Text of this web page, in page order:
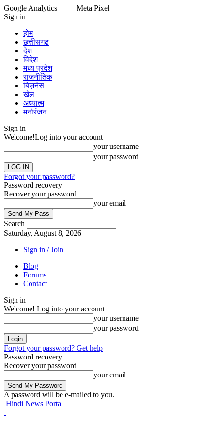
Google Analytics —— Meta Pixel
Sign in
होम
छत्तीसगढ
देश
विदेश
मध्य प्रदेश
राजनीतिक
बिज़नेस
खेल
अध्यात्म
मनोरंजन
Sign in
Welcome!Log into your account
your username
your password
Forgot your password?
Password recovery
Recover your password
your email
Search
Saturday, August 8, 2026
Sign in / Join
Blog
Forums
Contact
Sign in
Welcome! Log into your account
your username
your password
Forgot your password? Get help
Password recovery
Recover your password
your email
A password will be e-mailed to you.
Hindi News Portal